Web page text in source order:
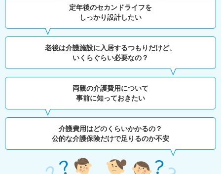
定年後のセカンドライフを
しっかり設計したい
老後は介護施設に入居するつもりだけど、
いくらぐらい必要なの？
両親の介護費用について
事前に知っておきたい
介護費用はどのくらいかかるの？
公的な介護保険だけで足りるのか不安